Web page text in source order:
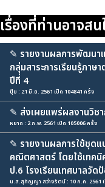
เรื่องที่ท่านอาจสน
✎ รายงานผลการพัฒนา
กลุ่มสาระการเรียนรู้ภาษ
ปีที่ 4
ปุ้ย : 21 มิ.ย. 2561 เปิด 104841 ครั้ง
✎ ส่งเผยแพร่ผลงานวิชา
หยาด : 2 ก.พ. 2561 เปิด 105006 ครั้ง
✎ รายงานผลการใช้ชุด
คณิตศาสตร์ โดยใช้เทค
ป.6 โรงเรียนเทศบาลวั
น.ส.สุกัญญา สว่างรัตน์ : 10 ก.ค. 2561